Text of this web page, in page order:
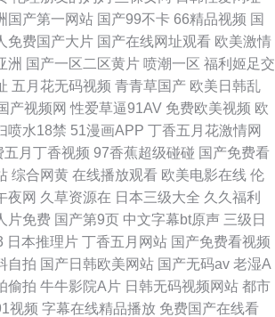
国产第一网站 国产99不卡 66精品视频 国
免费国产大片 国产在线网址观看 欧美激情
洲 国产一区二区黄片 喷潮一区 福利姬足交
五月花无码视频 青青草国产 欧美日韩乱
产视频网 性爱草逼91AV 免费欧美视频 欧
喷水18禁 51漫画APP 丁香五月花激情网
五月丁香视频 97香蕉超级碰碰 国产免费看
综合网黄 在线播放观看 欧美电影在线 伦
夜网 久草资源在 日本三级大全 久久福利
片免费 国产第9页 中文字幕bt原声 三级日
日本推理片 丁香五月网站 国产免费看视频
自拍 国产日韩欧美网站 国产无码av 老湿A
偷拍 牛牛影院A片 日韩无码视频网站 都市
视频 字幕在线精品播放 免费国产在线看